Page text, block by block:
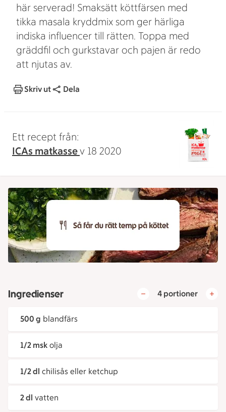
här serverad! Smaksätt köttfärsen med
tikka masala kryddmix som ger härliga
indiska influencer till rätten. Toppa med
gräddfil och gurkstavar och pajen är redo
att njutas av.
Skriv ut Dela
Ett recept från:
ICAs matkassev 18 2020
Ingredienser 4 portioner
500 g blandfärs
1/2 msk olja
1/2 dl chilisås eller ketchup
2 dl vatten